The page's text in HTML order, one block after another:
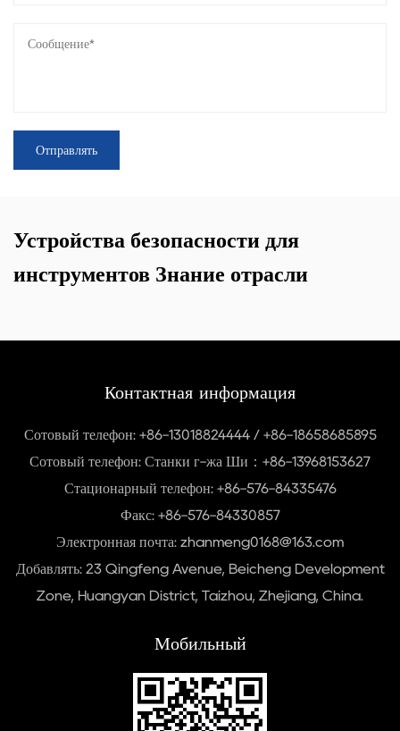
Устройства безопасности для
инструментов Знание отрасли
Контактная информация
Сотовый телефон: +86-13018824444 / +86-18658685895
Сотовый телефон: Станки г-жа Ши：+86-13968153627
Стационарный телефон: +86-576-84335476
Факс: +86-576-84330857
Электронная почта: zhanmeng0168@163.com
Добавлять: 23 Qingfeng Avenue, Beicheng Development
Zone, Huangyan District, Taizhou, Zhejiang, China.
Мобильный